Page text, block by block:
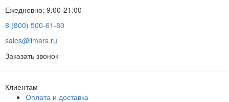
Ежедневно: 9:00-21:00
8 (800) 500-61-80
sales@limars.ru
Заказать звонок
Клиентам
Оплата и доставка